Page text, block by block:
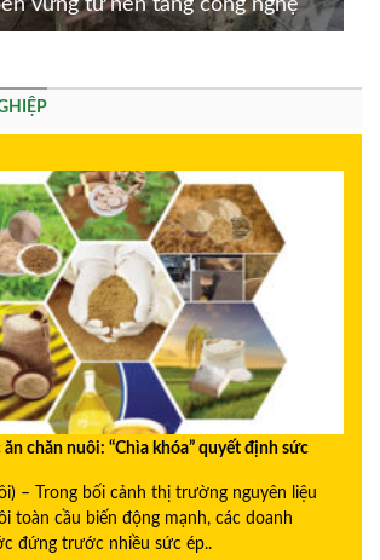
vững từ nền tảng công nghệ
chăn nuôi: “Chìa khóa” quyết định sức
– Trong bối cảnh thị trường nguyên liệu
toàn cầu biến động mạnh, các doanh
đứng trước nhiều sức ép..